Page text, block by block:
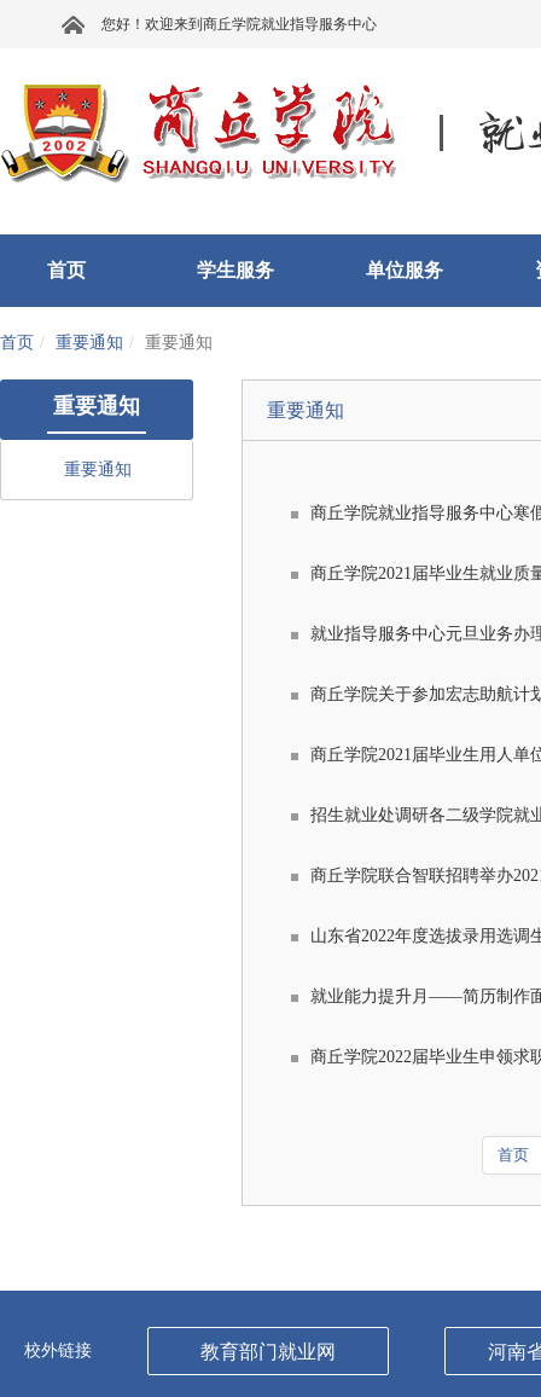
您好！欢迎来到商丘学院就业指导服务中心
首页 学生服务 单位服务
首页 重要通知 重要通知
重要通知
重要通知
重要通知
商丘学院就业指导服务中心寒
商丘学院2021届毕业生就业质
就业指导服务中心元旦业务办
商丘学院关于参加宏志助航
商丘学院2021届毕业生用人单
招生就业处调研各二级学院就
商丘学院联合智联招聘举办
山东省2022年度选拔录用选调
就业能力提升月——简历制作
商丘学院2022届毕业生申领求
首页
校外链接 教育部门就业网 河南